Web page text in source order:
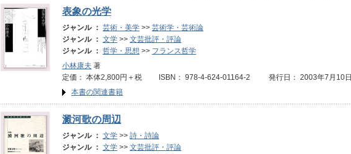
表象の光学
ジャンル ： 芸術・美学 >> 芸術学・芸術論
ジャンル ： 文学 >> 文芸批評・評論
ジャンル ： 哲学・思想 >> フランス哲学
小林康夫 著
定価： 本体2,800円＋税 ISBN： 978-4-624-01164-2 発行日： 2003年7月10日
本書の関連書籍
澱河歌の周辺
ジャンル ： 文学 >> 詩・詩論
ジャンル ： 文学 >> 文芸批評・評論